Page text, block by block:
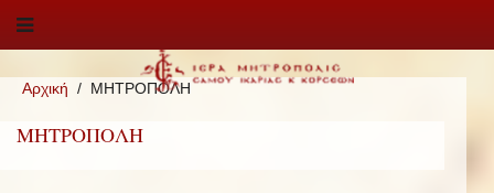
Αρχική ΜΗΤΡΟΠΟΛΗ
ΜΗΤΡΟΠΟΛΗ